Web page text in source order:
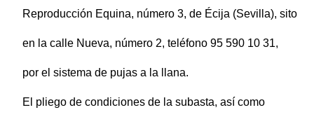
Reproducción Equina, número 3, de Écija (Sevilla), sito
en la calle Nueva, número 2, teléfono 95 590 10 31,
por el sistema de pujas a la llana.
El pliego de condiciones de la subasta, así como